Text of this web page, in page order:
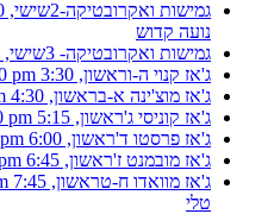
גמישות ואקרובטיקה-2 שישי, 2:00 pm - 2:45 pm
נועה קדוש
גמישות ואקרובטיקה- 3
שישי, 2:45 pm - 3:30 pm
ג'אז קנוי ה-וראשון, 3:30 pm - 4:30 pm
ג'אז מוצ'ינה א-בראשון, 4:30 pm - 5:15 pm
ג'אז קוניסי ג'ראשון, 5:15 pm - 6:00 pm
ג'אז פרסטו ד'ראשון, 6:00 pm - 6:45 pm
ג'אז מובמנט ז'ראשון, 6:45 pm - 7:45 pm
ג'אז מוואדו ח-טראשון, 7:45 pm - 8:45 pm
טלי